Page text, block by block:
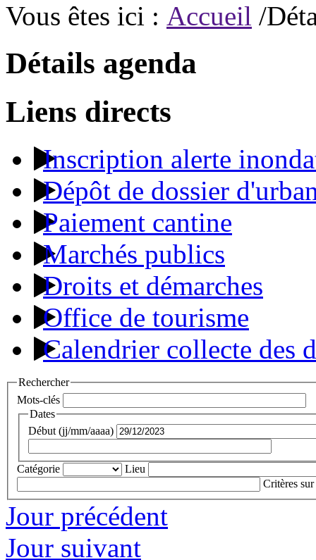
Vous êtes ici : Accueil /
Détails agenda
Liens directs
Inscription alerte
Dépôt de dossier
Paiement cantine
Marchés publics
Droits et démarches
Office de tourisme
Calendrier collecte des
Rechercher
Mots-clés
Dates
Début (jj/mm/aaaa)
Catégorie
Lieu
Critères sur
Jour précédent
Jour suivant